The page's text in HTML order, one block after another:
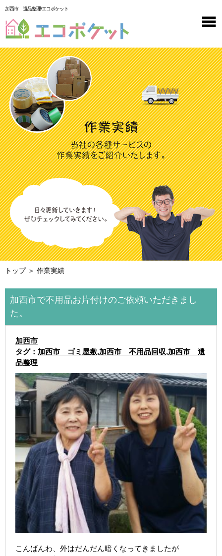
加西市 遺品整理/エコポケット
トップ＞ 作業実績
加西市で不用品お片付けのご依頼いただきまし
た。
加西市
タグ： 加西市 ゴミ屋敷,加西市 不用品回収,加西市 遺
品整理
こんばんわ、外はだんだん暗くなってきましたが